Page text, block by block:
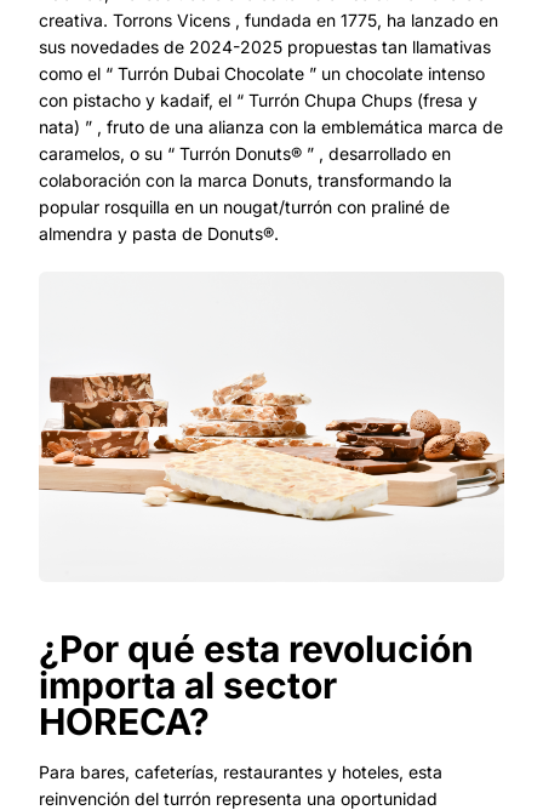
creativa. Torrons Vicens , fundada en 1775, ha lanzado en
sus novedades de 2024-2025 propuestas tan llamativas
como el “ Turrón Dubai Chocolate ” un chocolate intenso
con pistacho y kadaif, el “ Turrón Chupa Chups (fresa y
nata) ” , fruto de una alianza con la emblemática marca de
caramelos, o su “ Turrón Donuts® ” , desarrollado en
colaboración con la marca Donuts, transformando la
popular rosquilla en un nougat/turrón con praliné de
almendra y pasta de Donuts®.
¿Por qué esta revolución
importa al sector
HORECA?
Para bares, cafeterías, restaurantes y hoteles, esta
reinvención del turrón representa una oportunidad